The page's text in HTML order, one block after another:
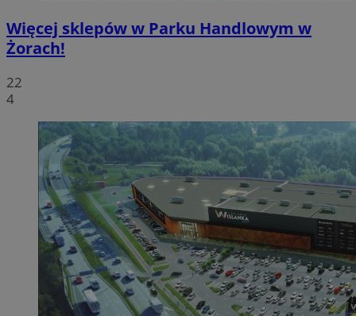
Więcej sklepów w Parku Handlowym w
Żorach!
22
4